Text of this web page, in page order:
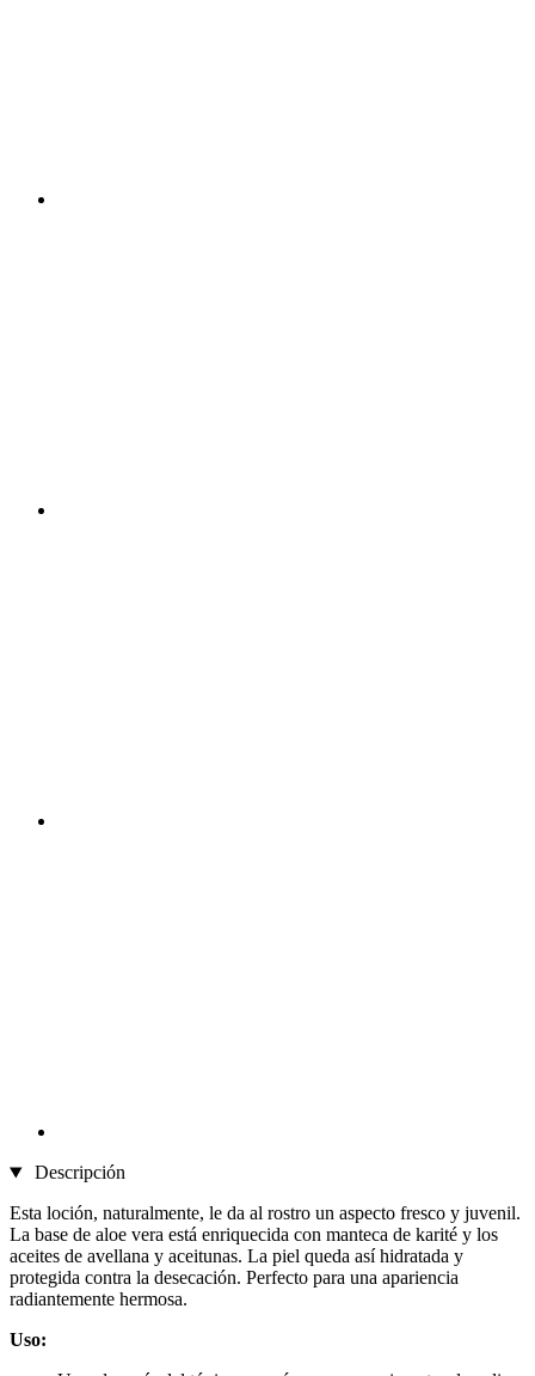
Descripción
Esta loción, naturalmente, le da al rostro un aspecto fresco y juvenil.
La base de aloe vera está enriquecida con manteca de karité y los
aceites de avellana y aceitunas. La piel queda así hidratada y
protegida contra la desecación. Perfecto para una apariencia
radiantemente hermosa.
Uso: